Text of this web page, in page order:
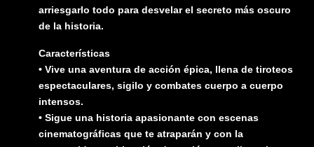
arriesgarlo todo para desvelar el secreto más oscuro
de la historia.
Características
• Vive una aventura de acción épica, llena de tiroteos
espectaculares, sigilo y combates cuerpo a cuerpo
intensos.
• Sigue una historia apasionante con escenas
cinematográficas que te atraparán y con la